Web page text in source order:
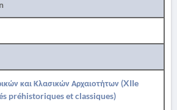
και Κλασικών Αρχαιοτήτων (XIIe
préhistoriques et classiques)